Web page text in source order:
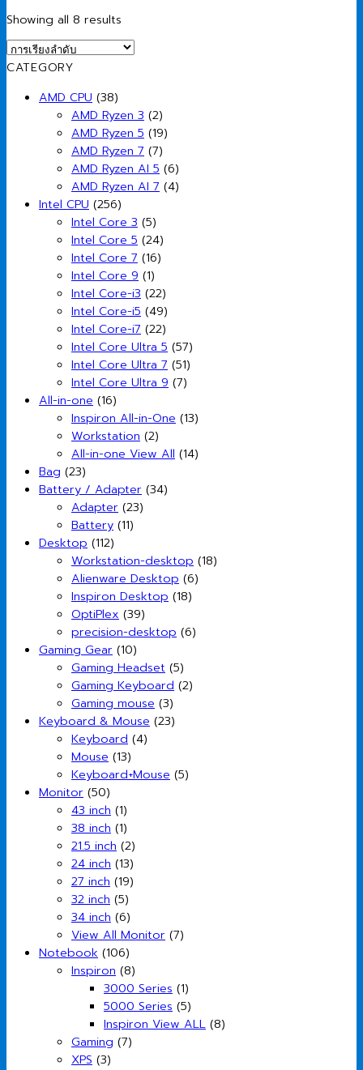
Showing all 8 results
CATEGORY
AMD CPU (38)
AMD Ryzen 3 (2)
AMD Ryzen 5 (19)
AMD Ryzen 7 (7)
AMD Ryzen AI 5 (6)
AMD Ryzen AI 7 (4)
Intel CPU (256)
Intel Core 3 (5)
Intel Core 5 (24)
Intel Core 7 (16)
Intel Core 9 (1)
Intel Core-i3 (22)
Intel Core-i5 (49)
Intel Core-i7 (22)
Intel Core Ultra 5 (57)
Intel Core Ultra 7 (51)
Intel Core Ultra 9 (7)
All-in-one (16)
Inspiron All-in-One (13)
Workstation (2)
All-in-one View All (14)
Bag (23)
Battery / Adapter (34)
Adapter (23)
Battery (11)
Desktop (112)
Workstation-desktop (18)
Alienware Desktop (6)
Inspiron Desktop (18)
OptiPlex (39)
precision-desktop (6)
Gaming Gear (10)
Gaming Headset (5)
Gaming Keyboard (2)
Gaming mouse (3)
Keyboard & Mouse (23)
Keyboard (4)
Mouse (13)
Keyboard+Mouse (5)
Monitor (50)
43 inch (1)
38 inch (1)
21.5 inch (2)
24 inch (13)
27 inch (19)
32 inch (5)
34 inch (6)
View All Monitor (7)
Notebook (106)
Inspiron (8)
3000 Series (1)
5000 Series (5)
Inspiron View ALL (8)
Gaming (7)
XPS (3)